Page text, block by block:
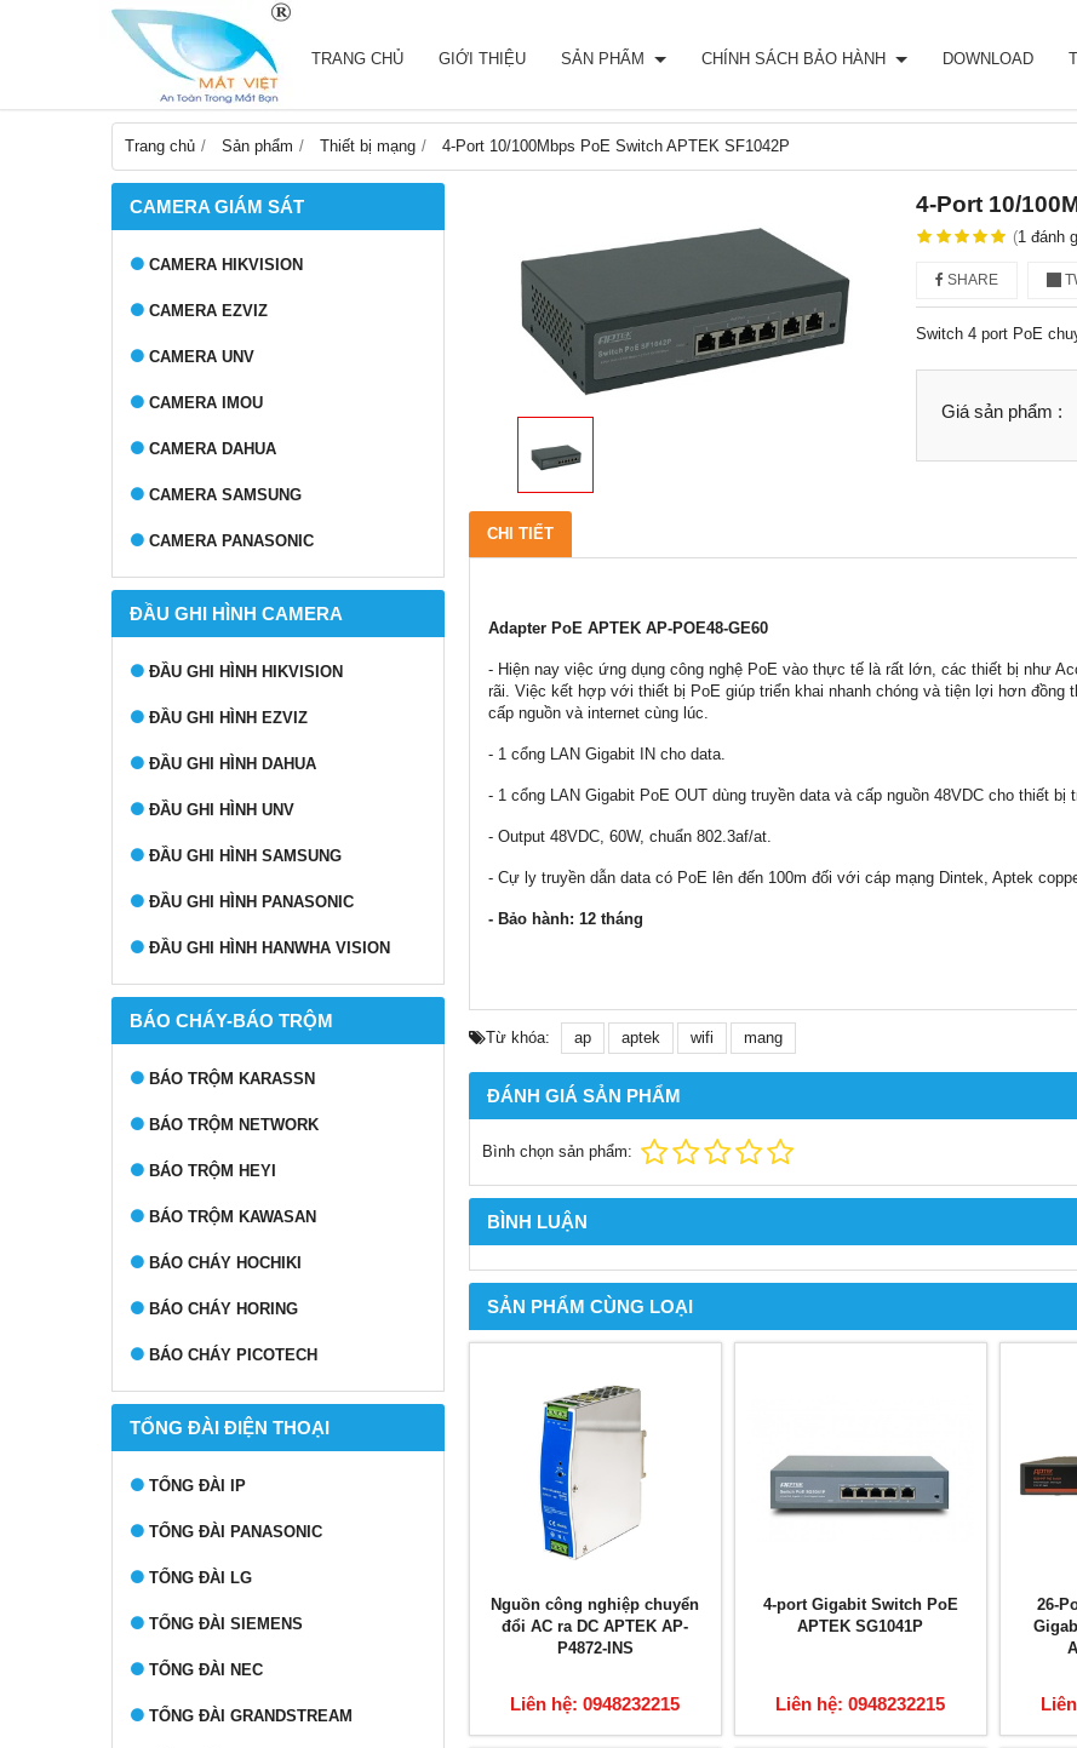
TRANG CHỦ GIỚI THIỆU SẢN PHẨM CHÍNH SÁCH BẢO HÀNH DOWNLOAD
Trang chủ Sản phẩm Thiết bị mạng 4-Port 10/100Mbps PoE Switch APTEK SF1042P
CAMERA GIÁM SÁT
CAMERA HIKVISION
CAMERA EZVIZ
CAMERA UNV
CAMERA IMOU
CAMERA DAHUA
CAMERA SAMSUNG
CAMERA PANASONIC
ĐẦU GHI HÌNH CAMERA
ĐẦU GHI HÌNH HIKVISION
ĐẦU GHI HÌNH EZVIZ
ĐẦU GHI HÌNH DAHUA
ĐẦU GHI HÌNH UNV
ĐẦU GHI HÌNH SAMSUNG
ĐẦU GHI HÌNH PANASONIC
ĐẦU GHI HÌNH HANWHA VISION
BÁO CHÁY-BÁO TRỘM
BÁO TRỘM KARASSN
BÁO TRỘM NETWORK
BÁO TRỘM HEYI
BÁO TRỘM KAWASAN
BÁO CHÁY HOCHIKI
BÁO CHÁY HORING
BÁO CHÁY PICOTECH
TỔNG ĐÀI ĐIỆN THOẠI
TỔNG ĐÀI IP
TỔNG ĐÀI PANASONIC
TỔNG ĐÀI LG
TỔNG ĐÀI SIEMENS
TỔNG ĐÀI NEC
TỔNG ĐÀI GRANDSTREAM
4-Port 10/
(1 đánh
SHARE
Switch 4 port PoE
Giá sản phẩm :
CHI TIẾT
Adapter PoE APTEK AP-POE48-GE60
- Hiện nay việc ứng dụng công nghệ PoE vào thực tế là rất lớn, các thiết bị như
rãi. Việc kết hợp với thiết bị PoE giúp triển khai nhanh chóng và tiện lợi hơn
cấp nguồn và internet cùng lúc.
- 1 cổng LAN Gigabit IN cho data.
- 1 cổng LAN Gigabit PoE OUT dùng truyền data và cấp nguồn 48VDC cho thiết bị
- Output 48VDC, 60W, chuẩn 802.3af/at.
- Cự ly truyền dẫn data có PoE lên đến 100m đối với cáp mạng Dintek, Aptek
- Bảo hành: 12 tháng
Từ khóa: ap aptek wifi mang
ĐÁNH GIÁ SẢN PHẨM
Bình chọn sản phẩm:
BÌNH LUẬN
SẢN PHẨM CÙNG LOẠI
Nguồn công nghiệp chuyển
đổi AC ra DC APTEK AP-
P4872-INS
Liên hệ: 0948232215
4-port Gigabit Switch PoE
APTEK SG1041P
Liên hệ: 0948232215
26-